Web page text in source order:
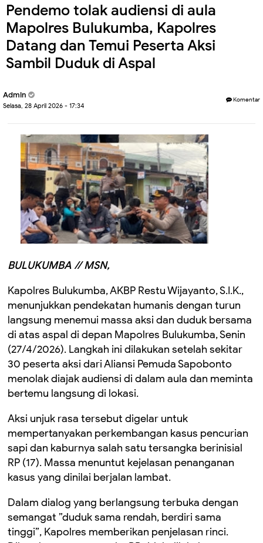
Pendemo tolak audiensi di aula
Mapolres Bulukumba, Kapolres
Datang dan Temui Peserta Aksi
Sambil Duduk di Aspal
Admin
Selasa, 28 April 2026 - 17:34
Komentar
BULUKUMBA // MSN,
Kapolres Bulukumba, AKBP Restu Wijayanto, S.I.K.,
menunjukkan pendekatan humanis dengan turun
langsung menemui massa aksi dan duduk bersama
di atas aspal di depan Mapolres Bulukumba, Senin
(27/4/2026). Langkah ini dilakukan setelah sekitar
30 peserta aksi dari Aliansi Pemuda Sapobonto
menolak diajak audiensi di dalam aula dan meminta
bertemu langsung di lokasi.
Aksi unjuk rasa tersebut digelar untuk
mempertanyakan perkembangan kasus pencurian
sapi dan kaburnya salah satu tersangka berinisial
RP (17). Massa menuntut kejelasan penanganan
kasus yang dinilai berjalan lambat.
Dalam dialog yang berlangsung terbuka dengan
semangat ”duduk sama rendah, berdiri sama
tinggi”, Kapolres memberikan penjelasan rinci.